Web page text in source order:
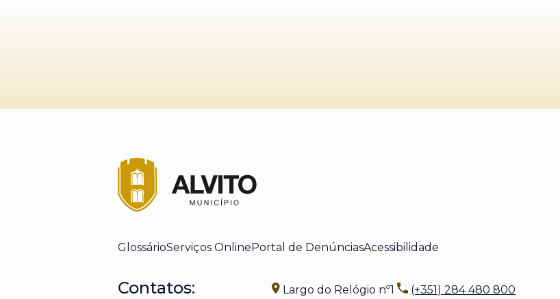
GlossárioServiços Online Portal de DenúnciasAcessibilidade
Contatos:
Largo do Relógio nº1
(+351) 284 480 800